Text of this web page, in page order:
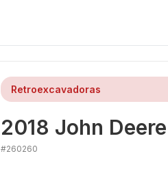
Retroexcavadoras
2018 John Deere
#260260